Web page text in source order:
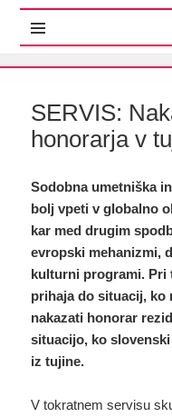
SERVIS:
honorarja v
Sodobna umetniška
bolj vpeti v globalno
kar med drugim
evropski mehanizmi,
kulturni programi. Pri
prihaja do situacij, ko
nakazati honorar
situacijo, ko
iz tujine.
V tokratnem servisu